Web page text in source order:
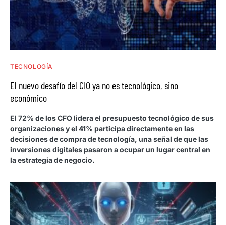
TECNOLOGÍA
El nuevo desafío del CIO ya no es tecnológico, sino
económico
El 72% de los CFO lidera el presupuesto tecnológico de sus
organizaciones y el 41% participa directamente en las
decisiones de compra de tecnología, una señal de que las
inversiones digitales pasaron a ocupar un lugar central en
la estrategia de negocio.